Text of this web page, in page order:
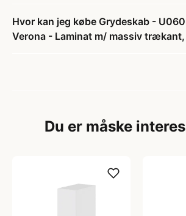
Hvor kan jeg købe Grydeskab -
Verona - Laminat m/ massiv
Du er måske